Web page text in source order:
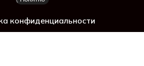
корзины
конфиденциальности